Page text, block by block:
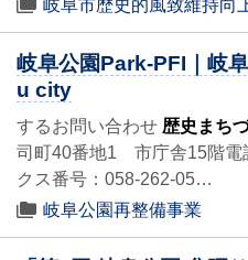
岐阜市歴史的風致維持向
岐阜公園Park-PFI｜岐
u city
するお問い合わせ 歴史まち
司町40番地1 市庁舎15階
クス番号：058-262-05…
岐阜公園再整備事業